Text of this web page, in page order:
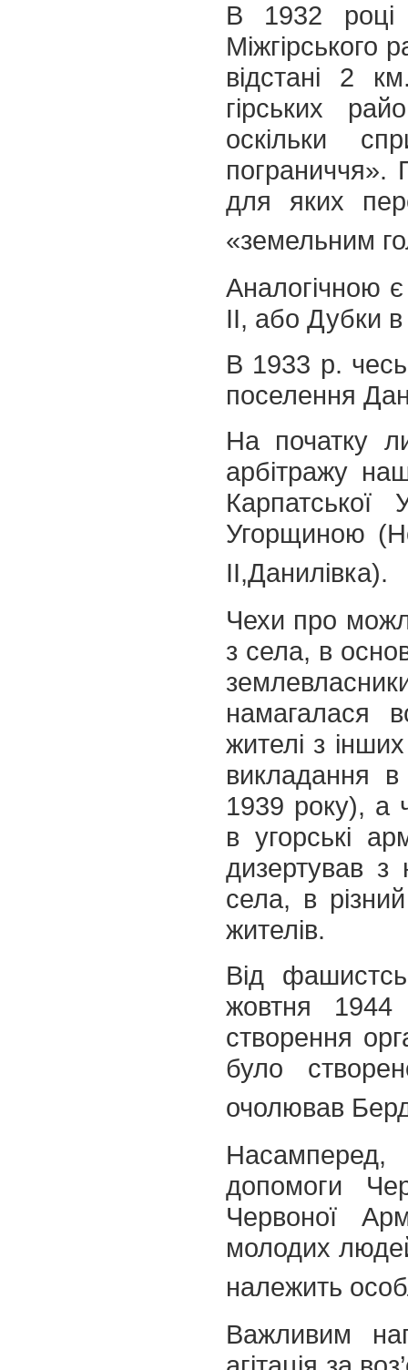
В 1932 році
Міжгірського
відстані 2
гірських
оскільки
пограниччя».
для яких
«земельним
Аналогічною є
ІІ, або Дубки
В 1933 р.
поселення
На початку
арбітражу
Карпатської
Угорщиною
ІІ,Данилівка).
Чехи про
з села, в
намагалася
жителі з
викладання
1939 року), а
в угорські
дизертував з
села, в
жителів.
Від
жовтня 1944
створення
було
очолював
допомоги
Червоної
молодих
належить
Важливим